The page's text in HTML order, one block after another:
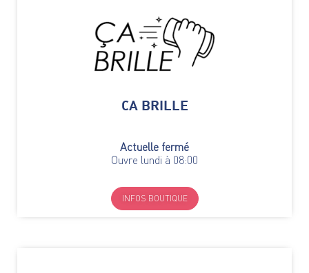
CA BRILLE
Actuelle fermé
Ouvre lundi à 08:00
INFOS BOUTIQUE